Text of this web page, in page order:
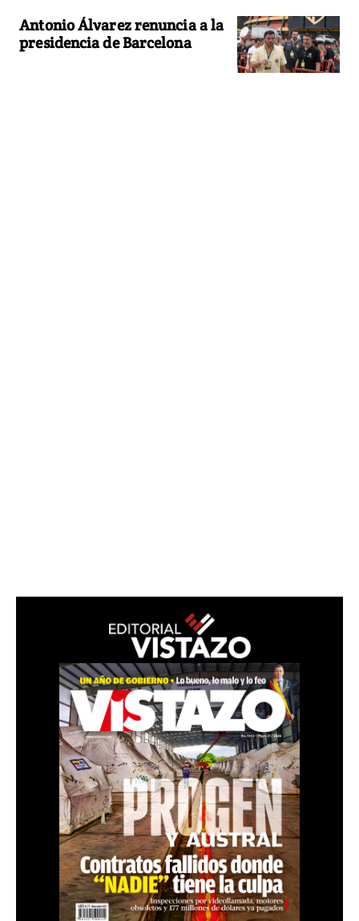
Antonio Álvarez renuncia a la
presidencia de Barcelona